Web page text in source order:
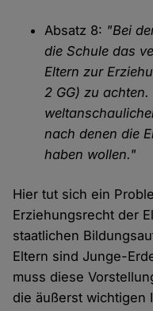
Absatz 8: "Bei
die Schule das
Eltern zur
2 GG) zu
nach denen die
haben wollen."
Hier tut sich ein
Erziehungsrecht der
staatlichen
Eltern sind Junge-
muss diese
die äußerst wichtigen